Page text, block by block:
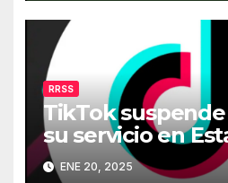
RRSS
TikTok
su servicio en
ENE 20, 2025